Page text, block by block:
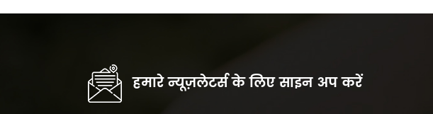
हमारे न्यूज़लेटर्स के लिए साइन अप करें